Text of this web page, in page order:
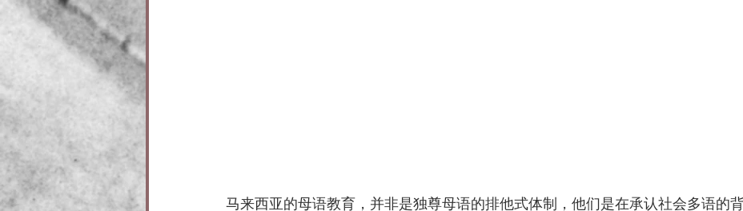
马来西亚的母语教育，并非是独尊母语的排他式体制，他们是在承认社会多语的